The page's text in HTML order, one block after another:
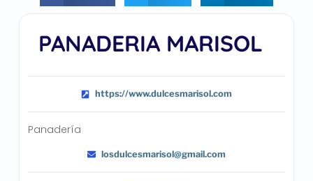
PANADERIA MARISOL
https://www.dulcesmarisol.com
Panadería
losdulcesmarisol@gmail.com